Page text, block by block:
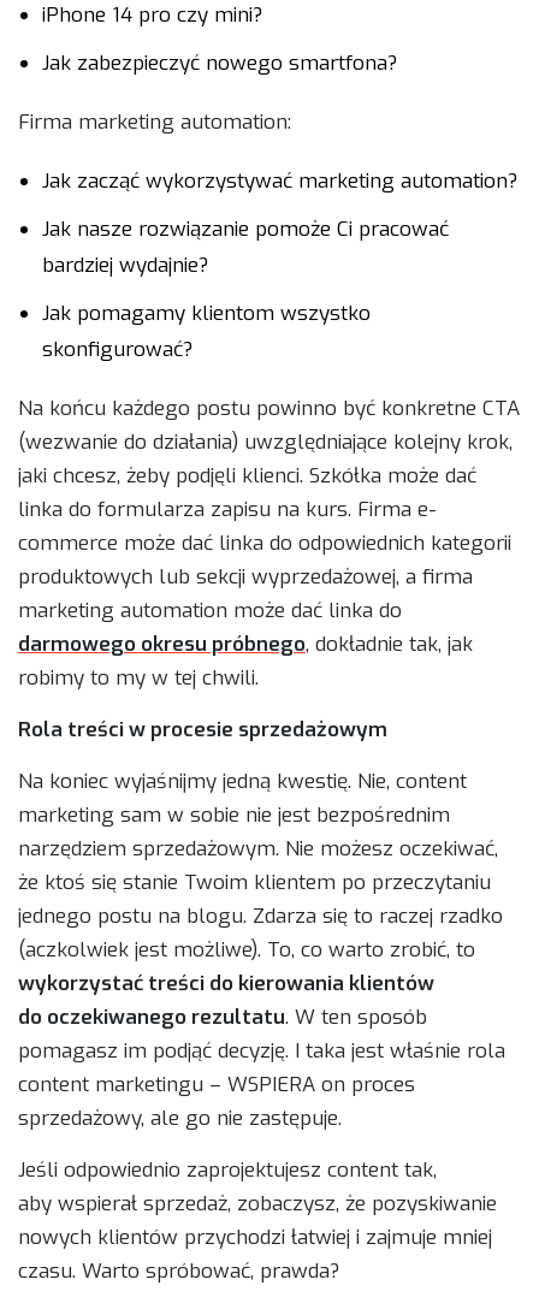
iPhone 14 pro czy mini?
Jak zabezpieczyć nowego smartfona?
Firma marketing automation:
Jak zacząć wykorzystywać marketing automation?
Jak nasze rozwiązanie pomoże Ci pracować
bardziej wydajnie?
Jak pomagamy klientom wszystko
skonfigurować?
Na końcu każdego postu powinno być konkretne CTA
(wezwanie do działania) uwzględniające kolejny krok,
jaki chcesz, żeby podjęli klienci. Szkółka może dać
linka do formularza zapisu na kurs. Firma e-
commerce może dać linka do odpowiednich kategorii
produktowych lub sekcji wyprzedażowej, a firma
marketing automation może dać linka do
darmowego okresu próbnego, dokładnie tak, jak
robimy to my w tej chwili.
Rola treści w procesie sprzedażowym
Na koniec wyjaśnijmy jedną kwestię. Nie, content
marketing sam w sobie nie jest bezpośrednim
narzędziem sprzedażowym. Nie możesz oczekiwać,
że ktoś się stanie Twoim klientem po przeczytaniu
jednego postu na blogu. Zdarza się to raczej rzadko
(aczkolwiek jest możliwe). To, co warto zrobić, to
wykorzystać treści do kierowania klientów
do oczekiwanego rezultatu. W ten sposób
pomagasz im podjąć decyzję. I taka jest właśnie rola
content marketingu – WSPIERA on proces
sprzedażowy, ale go nie zastępuje.
Jeśli odpowiednio zaprojektujesz content tak,
aby wspierał sprzedaż, zobaczysz, że pozyskiwanie
nowych klientów przychodzi łatwiej i zajmuje mniej
czasu. Warto spróbować, prawda?